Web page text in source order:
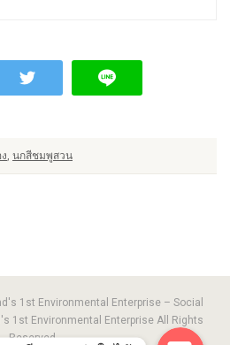
, นกสีชมพูสวน
1st Environmental Enterprise – Social
1st Environmental Enterprise All Rights
Reserved